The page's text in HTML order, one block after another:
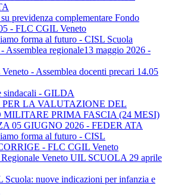
previdenza complementare Fondo
- FLC CGIL Veneto
forma al futuro - CISL Scuola
Assemblea regionale13 maggio 2026 -
- Assemblea docenti precari 14.05
sindacali - GILDA
PER LA VALUTAZIONE DEL
MILITARE PRIMA FASCIA (24 MESI)
05 GIUGNO 2026 - FEDER ATA
forma al futuro - CISL
- FLC CGIL Veneto
Regionale Veneto UIL SCUOLA 29 aprile
Scuola: nuove indicazioni per infanzia e